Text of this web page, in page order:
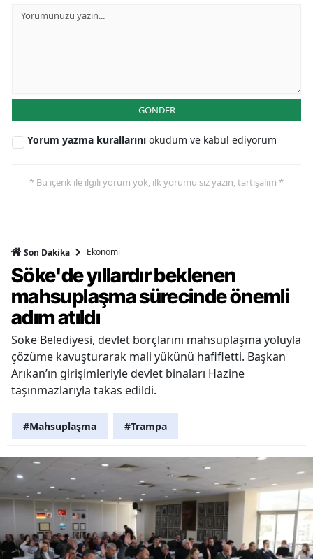
GÖNDER
Yorum yazma kurallarını okudum ve kabul ediyorum
* Bu içerik ile ilgili yorum yok, ilk yorumu siz yazın, tartışalım *
Son Dakika Ekonomi
Söke'de yıllardır beklenen
mahsuplaşma sürecinde önemli
adım atıldı
Söke Belediyesi, devlet borçlarını mahsuplaşma yoluyla
çözüme kavuşturarak mali yükünü hafifletti. Başkan
Arıkan’ın girişimleriyle devlet binaları Hazine
taşınmazlarıyla takas edildi.
#Mahsuplaşma #Trampa